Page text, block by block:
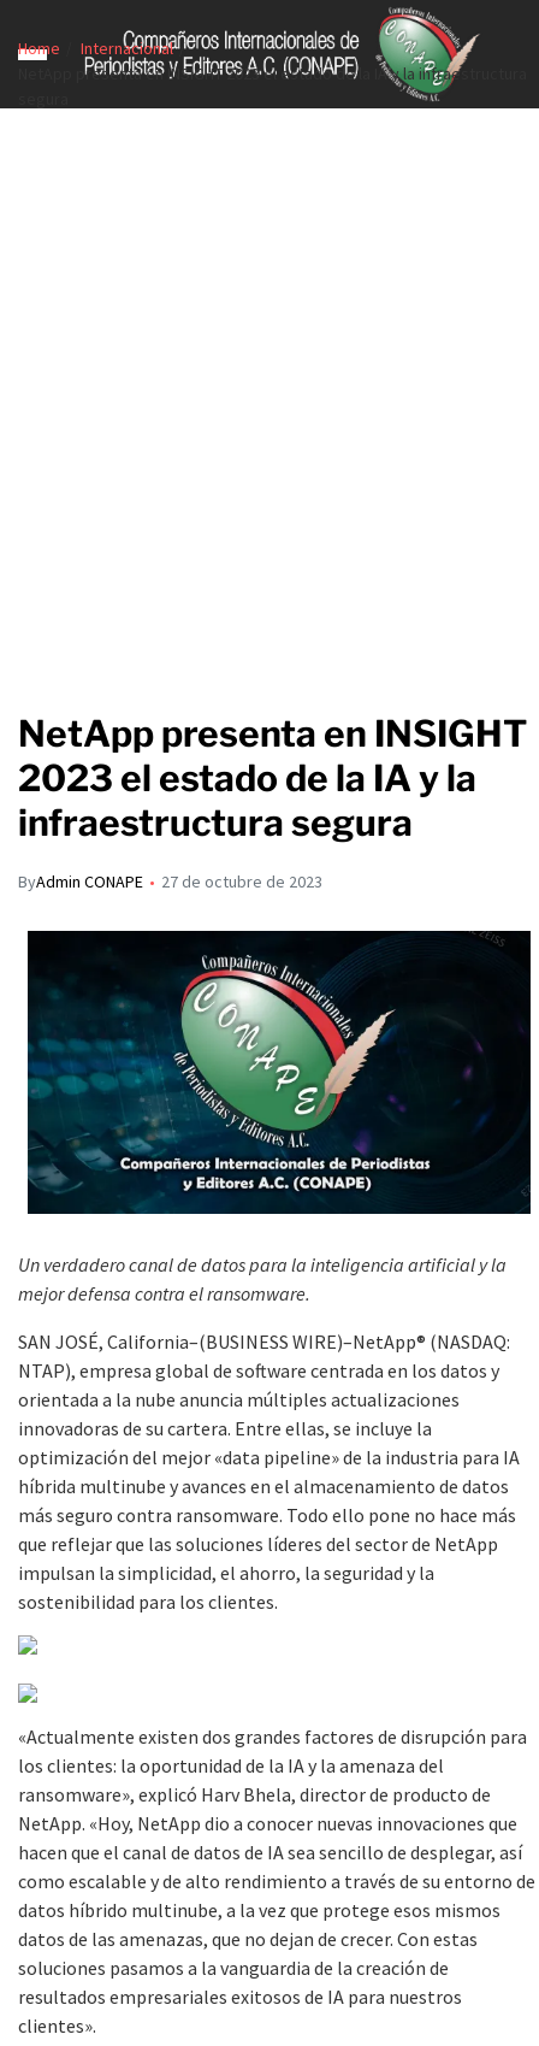
Home
Internacional
NetApp presenta en INSIGHT 2023 el estado de la IA y la infraestructura
NetApp presenta en INSIGHT
2023 el estado de la IA y la
infraestructura segura
ByAdmin CONAPE 27 de octubre de 2023
Un verdadero canal de datos para la inteligencia artificial y la
mejor defensa contra el ransomware.
SAN JOSÉ, California–(BUSINESS WIRE)–NetApp® (NASDAQ:
NTAP), empresa global de software centrada en los datos y
orientada a la nube anuncia múltiples actualizaciones
innovadoras de su cartera. Entre ellas, se incluye la
optimización del mejor «data pipeline» de la industria para IA
híbrida multinube y avances en el almacenamiento de datos
más seguro contra ransomware. Todo ello pone no hace más
que reflejar que las soluciones líderes del sector de NetApp
impulsan la simplicidad, el ahorro, la seguridad y la
sostenibilidad para los clientes.
«Actualmente existen dos grandes factores de disrupción para
los clientes: la oportunidad de la IA y la amenaza del
ransomware», explicó Harv Bhela, director de producto de
NetApp. «Hoy, NetApp dio a conocer nuevas innovaciones que
hacen que el canal de datos de IA sea sencillo de desplegar, así
como escalable y de alto rendimiento a través de su entorno de
datos híbrido multinube, a la vez que protege esos mismos
datos de las amenazas, que no dejan de crecer. Con estas
soluciones pasamos a la vanguardia de la creación de
resultados empresariales exitosos de IA para nuestros
clientes».